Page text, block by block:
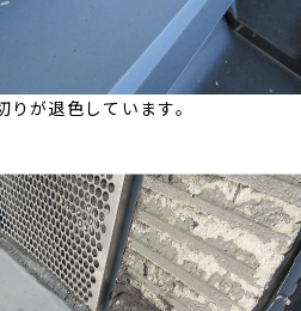
りが退色しています。